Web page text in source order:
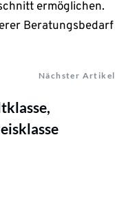
ermöglichen.
Beratungsbedarf
Nächster Artikel